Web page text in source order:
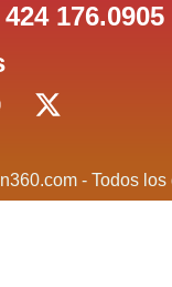
176.0905
- Todos los